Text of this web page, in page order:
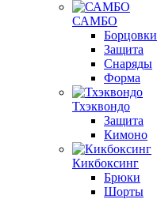
САМБО
Борцовки
Защита
Снаряды
Форма
Тхэквондо
Защита
Кимоно
Кикбоксинг
Брюки
Шорты